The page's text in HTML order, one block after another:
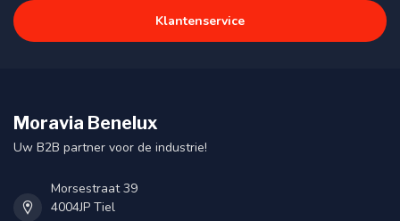
Klantenservice
Moravia Benelux
Uw B2B partner voor de industrie!
Morsestraat 39
4004JP Tiel